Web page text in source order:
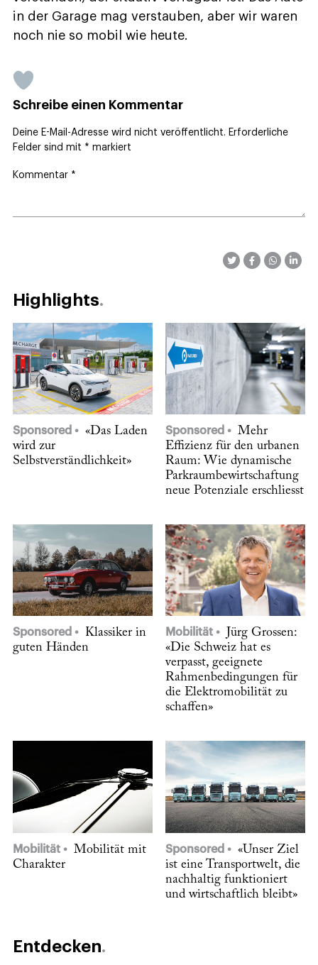
in der Garage mag verstauben, aber wir waren
noch nie so mobil wie heute.
Schreibe einen Kommentar
Deine E-Mail-Adresse wird nicht veröffentlicht. Erforderliche
Felder sind mit * markiert
Kommentar *
Highlights
Sponsored
«Das Laden
wird zur
Selbstverständlichkeit»
Sponsored
Mehr
Effizienz für den urbanen
Raum: Wie dynamische
Parkraumbewirtschaftung
neue Potenziale erschliesst
Sponsored
Klassiker in
guten Händen
Mobilität
Jürg Grossen:
«Die Schweiz hat es
verpasst, geeignete
Rahmen­bedingungen für
die Elektromobilität zu
schaffen»
Mobilität
Mobilität mit
Charakter
Sponsored
«Unser Ziel
ist eine Transportwelt, die
nach­haltig funktioniert
und wirtschaftlich bleibt»
Entdecken